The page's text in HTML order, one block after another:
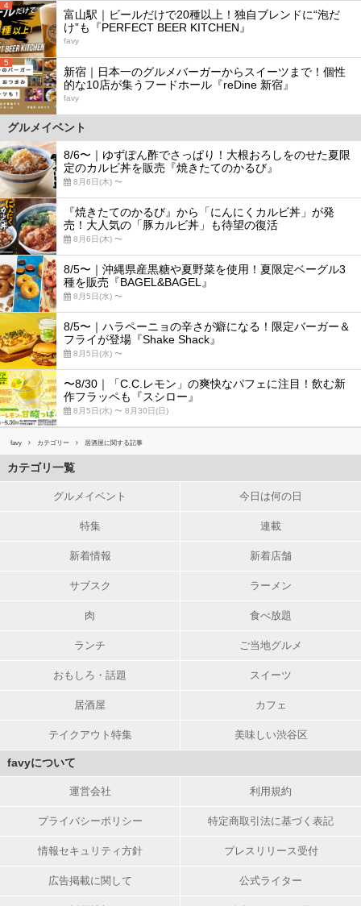
4
富山駅｜ビールだけで20種以上！独自ブレンドに“泡だ
け”も『PERFECT BEER KITCHEN』
favy
5
新宿｜日本一のグルメバーガーからスイーツまで！個性
的な10店が集うフードホール『reDine 新宿』
favy
グルメイベント
8/6〜｜ゆずぽん酢でさっぱり！大根おろしをのせた夏限
定のカルビ丼を販売『焼きたてのかるび』
8月6日(木) 〜
『焼きたてのかるび』から「にんにくカルビ丼」が発
売！大人気の「豚カルビ丼」も待望の復活
8月6日(木) 〜
8/5〜｜沖縄県産黒糖や夏野菜を使用！夏限定ベーグル3
種を販売『BAGEL&BAGEL』
8月5日(水) 〜
8/5〜｜ハラペーニョの辛さが癖になる！限定バーガー＆
フライが登場『Shake Shack』
8月5日(水) 〜
〜8/30｜「C.C.レモン」の爽快なパフェに注目！飲む新
作フラッペも『スシロー』
8月5日(水) 〜 8月30日(日)
favy カテゴリー 居酒屋に関する記事
カテゴリ一覧
グルメイベント 今日は何の日
特集 連載
新着情報 新着店舗
サブスク ラーメン
肉 食べ放題
ランチ ご当地グルメ
おもしろ・話題 スイーツ
居酒屋 カフェ
テイクアウト特集 美味しい渋谷区
favyについて
運営会社 利用規約
プライバシーポリシー 特定商取引法に基づく表記
情報セキュリティ方針 プレスリリース受付
広告掲載に関して 公式ライター